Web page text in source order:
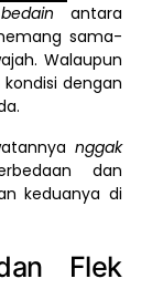
bedain antara
sama-
Walaupun
dengan
nggak
dan
keduanya di
Flek